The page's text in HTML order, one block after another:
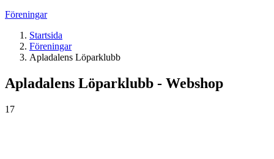
Föreningar
Startsida
Föreningar
Apladalens Löparklubb
Apladalens Löparklubb - Webshop
17